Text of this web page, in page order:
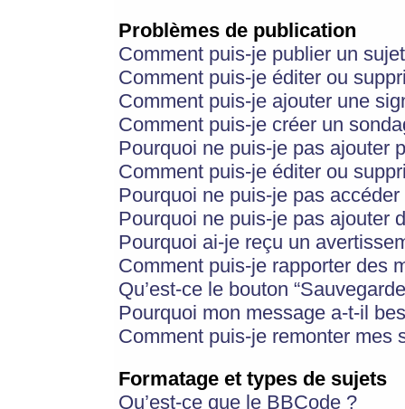
Problèmes de publication
Comment puis-je publier un
Comment puis-je éditer ou
Comment puis-je ajouter une
Comment puis-je créer un
Pourquoi ne puis-je pas ajouter
Comment puis-je éditer ou
Pourquoi ne puis-je pas
Pourquoi ne puis-je pas ajouter
Pourquoi ai-je reçu un
Comment puis-je rapporter des
Qu’est-ce le bouton
Pourquoi mon message a-t-il
Comment puis-je remonter mes
Formatage et types de sujets
Qu’est-ce que le BBCode ?